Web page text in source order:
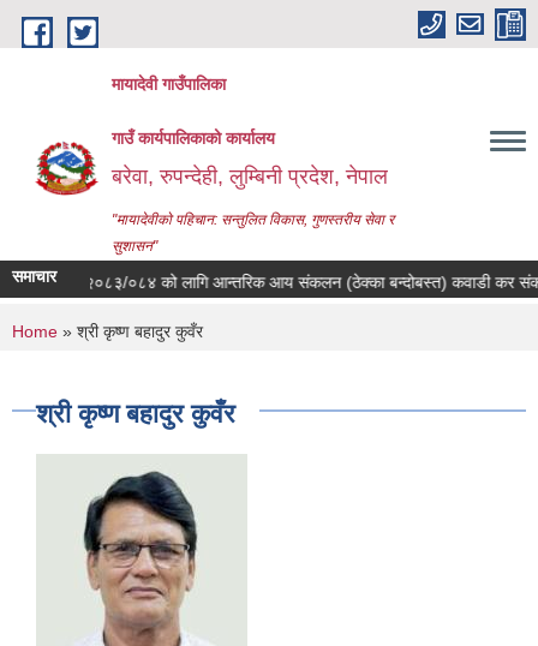
Skip to main content
मायादेवी गाउँपालिका
गाउँ कार्यपालिकाको कार्यालय
बरेवा, रुपन्देही, लुम्बिनी प्रदेश, नेपाल
"मायादेवीको पहिचान: सन्तुलित विकास, गुणस्तरीय सेवा र
सुशासन"
समाचार
आ.व.२०८३/०८४ को लागि आन्तरिक आय संकलन (ठेक्का बन्दोबस्त) कवाडी कर संकलन
You are here
Home » श्री कृष्ण बहादुर कुवँर
श्री कृष्ण बहादुर कुवँर